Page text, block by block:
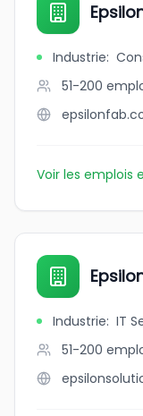
Industrie:
51-200
Voir les emplois
Industrie: IT
51-200